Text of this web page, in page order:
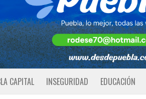
CAPITAL INSEGURIDAD EDUCACIÓN